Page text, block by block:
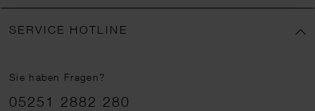
SERVICE HOTLINE
Sie haben Fragen?
Telefonnummer
05251 2882 280